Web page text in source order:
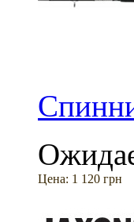
Цена: 1 120 грн